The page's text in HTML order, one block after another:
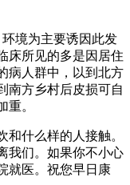
境为主要诱因此发
床所见的多是因居住
病人群中，以到北方
南方乡村后皮损可自
重。
什么样的人接触。
我们。如果你不小心
就医。祝您早日康